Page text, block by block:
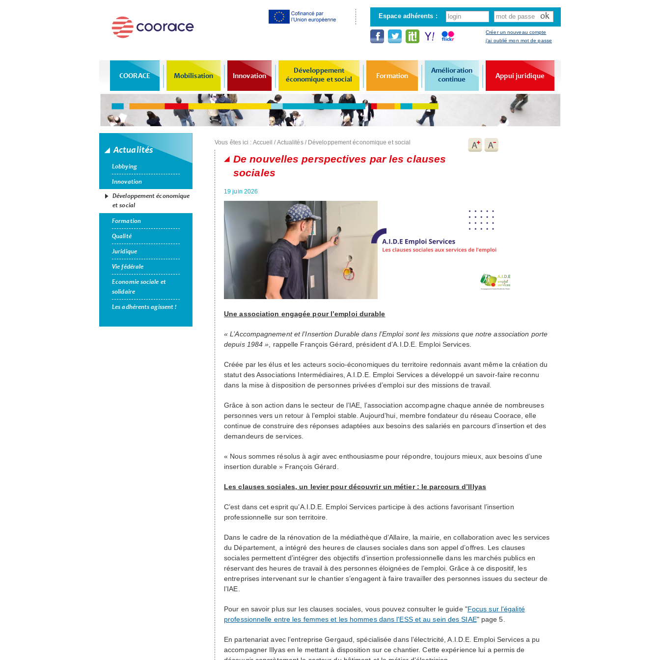
contenu
principal
Espace adhérents :
Créer un nouveau compte
j'ai oublié mon mot de passe
COORACE Mobilisation Innovation
Développement
économique et social
Formation
Amélioration
continue
Appui juridique
Actualités
Lobbying
Innovation
Développement économique
et social
Formation
Qualité
Juridique
Vie fédérale
Economie sociale et
solidaire
Les adhérents agissent !
Vous êtes ici : Accueil /Actualités/ Développement économique et social
De nouvelles perspectives par les clauses
sociales
19 juin 2026
Une association engagée pour l’emploi durable
« L’Accompagnement et l’Insertion Durable dans l’Emploi sont les missions que notre association porte
depuis 1984 » , rappelle François Gérard, président d’A.I.D.E. Emploi Services.
Créée par les élus et les acteurs socio-économiques du territoire redonnais avant même la création du
statut des Associations Intermédiaires,A.I.D.E. Emploi Services a développé un savoir-faire reconnu
dans la mise à disposition de personnes privées d’emploi sur des missions de travail.
Grâce à son action dans le secteur de l’IAE , l’association accompagne chaque année de nombreuses
personnes vers un retour à l’emploi stable. Aujourd’hui, membre fondateur du réseau Coorace, elle
continue de construire des réponses adaptées aux besoins des salariés en parcours d’insertion et des
demandeurs de services.
« Nous sommes résolus à agir avec enthousiasme pour répondre, toujours mieux, aux besoins d’une
insertion durable » François Gérard.
Les clauses sociales, un levier pour découvrir un métier : le parcours d’Illyas
C’est dans cet esprit qu’A.I.D.E. Emploi Services participe à des actions favorisant l’insertion
professionnelle sur son territoire.
Dans le cadre de la rénovation de la médiathèque d’Allaire, la mairie, en collaboration avec les services
du Département, a intégré des heures de clauses sociales dans son appel d’offres. Les clauses
sociales permettent d’intégrer des objectifs d’insertion professionnelle dans les marchés publics en
réservant des heures de travail à des personnes éloignées de l’emploi. Grâce à ce dispositif, les
entreprises intervenant sur le chantier s’engagent à faire travailler des personnes issues du secteur de
l’IAE
Pour en savoir plus sur les clauses sociales, vous pouvez consulter le guide "Focus sur l'égalité
professionnelle entre les femmes et les hommes dans l'ESSet au sein desSIAE" page 5.
En partenariat avec l’entreprise Gergaud, spécialisée dans l’électricité,A.I.D.E. Emploi Services a pu
accompagner Illyas en le mettant à disposition sur ce chantier. Cette expérience lui a permis de